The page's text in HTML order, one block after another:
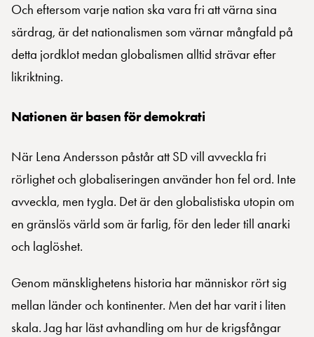
Och eftersom varje nation ska vara fri att värna sina
särdrag, är det nationalismen som värnar mångfald på
detta jordklot medan globalismen alltid strävar efter
likriktning.
Nationen är basen för demokrati
När Lena Andersson påstår att SD vill avveckla fri
rörlighet och globaliseringen använder hon fel ord. Inte
avveckla, men tygla. Det är den globalistiska utopin om
en gränslös värld som är farlig, för den leder till anarki
och laglöshet.
Genom mänsklighetens historia har människor rört sig
mellan länder och kontinenter. Men det har varit i liten
skala. Jag har läst avhandling om hur de krigsfångar